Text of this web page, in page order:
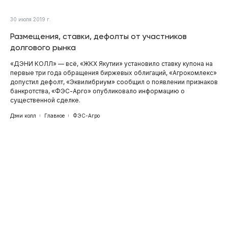
30 июля 2019 г.
Размещения, ставки, дефолты от участников
долгового рынка
«ДЭНИ КОЛЛ» — всё, «ЖКХ Якутии» установило ставку купона на
первые три года обращения биржевых облигаций, «Агрокомлекс»
допустил дефолт, «Эквилибриум» сообщил о появлении признаков
банкротства, «ФЭС-Арго» опубликовало информацию о
существенной сделке.
Дэни колл Главное ФЭС-Агро